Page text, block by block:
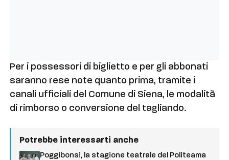
Per i possessori di biglietto e per gli abbonati
saranno rese note quanto prima, tramite i
canali ufficiali del Comune di Siena, le modalità
di rimborso o conversione del tagliando.
Potrebbe interessarti anche
Poggibonsi, la stagione teatrale del Politeama